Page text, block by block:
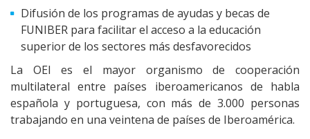
Difusión de los programas de ayudas y becas de
FUNIBER para facilitar el acceso a la educación
superior de los sectores más desfavorecidos
La OEI es el mayor organismo de cooperación
multilateral entre países iberoamericanos de habla
española y portuguesa, con más de 3.000 personas
trabajando en una veintena de países de Iberoamérica.